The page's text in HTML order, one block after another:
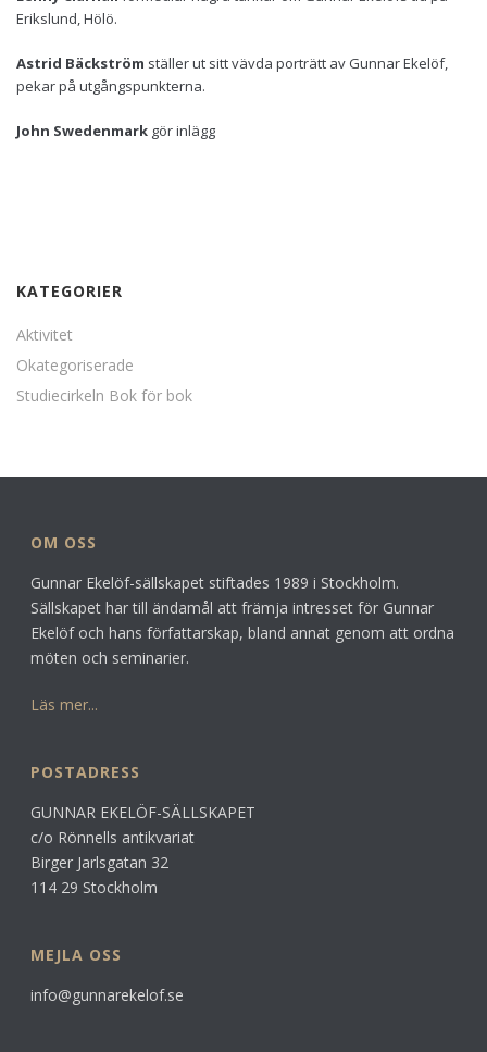
Erikslund, Hölö.
Astrid Bäckström ställer ut sitt vävda porträtt av Gunnar Ekelöf,
pekar på utgångspunkterna.
John Swedenmark gör inlägg
KATEGORIER
Aktivitet
Okategoriserade
Studiecirkeln Bok för bok
OM OSS
Gunnar Ekelöf-sällskapet stiftades 1989 i Stockholm.
Sällskapet har till ändamål att främja intresset för Gunnar
Ekelöf och hans författarskap, bland annat genom att ordna
möten och seminarier.
Läs mer...
POSTADRESS
GUNNAR EKELÖF-SÄLLSKAPET
c/o Rönnells antikvariat
Birger Jarlsgatan 32
114 29 Stockholm
MEJLA OSS
info@gunnarekelof.se